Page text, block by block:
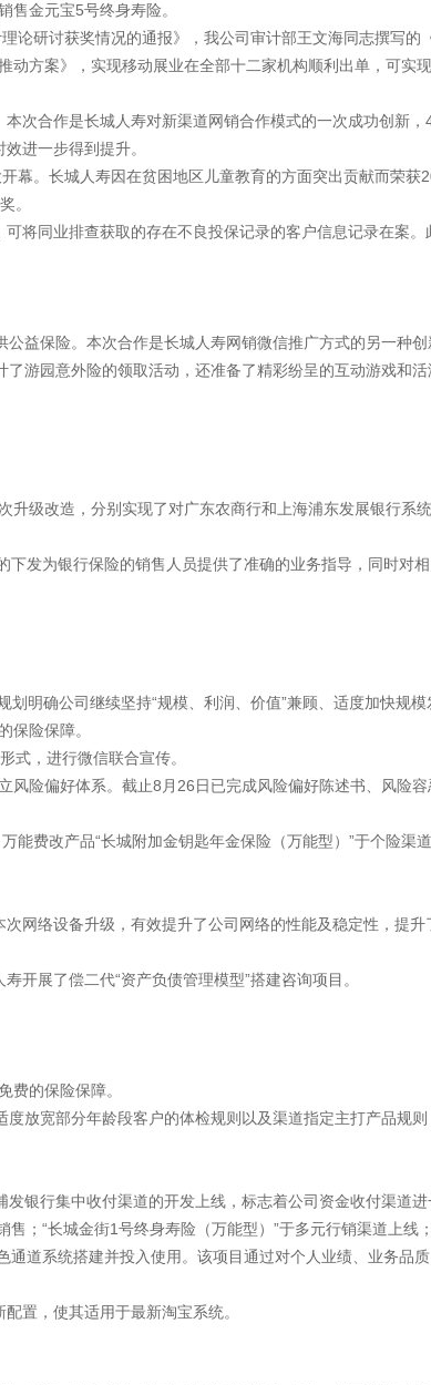
售金元宝5号终身寿险。
论研讨获奖情况的通报》，我公司审计部王文海同志撰写的
方案》，实现移动展业在全部十二家机构顺利出单，可实
次合作是长城人寿对新渠道网销合作模式的一次成功创新，
进一步得到提升。
幕。长城人寿因在贫困地区儿童教育的方面突出贡献而荣
。
将同业排查获取的存在不良投保记录的客户信息记录在案
益保险。本次合作是长城人寿网销微信推广方式的另一种
游园意外险的领取活动，还准备了精彩纷呈的互动游戏和
级改造，分别实现了对广东农商行和上海浦东发展银行系
发为银行保险的销售人员提供了准确的业务指导，同时对
明确公司继续坚持“规模、利润、价值”兼顾、适度加快规
保险保障。
式，进行微信联合宣传。
险偏好体系。截止8月26日已完成风险偏好陈述书、风险
能费改产品“长城附加金钥匙年金保险（万能型）”于个险
网络设备升级，有效提升了公司网络的性能及稳定性，提
开展了偿二代“资产负债管理模型”搭建咨询项目。
费的保险保障。
放宽部分年龄段客户的体检规则以及渠道指定主打产品规则
银行集中收付渠道的开发上线，标志着公司资金收付渠道进
；“长城金街1号终身寿险（万能型）”于多元行销渠道上线
通道系统搭建并投入使用。该项目通过对个人业绩、业务品
置，使其适用于最新淘宝系统。